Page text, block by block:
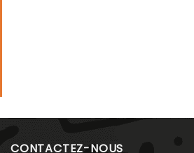
CONTACTEZ-NOUS